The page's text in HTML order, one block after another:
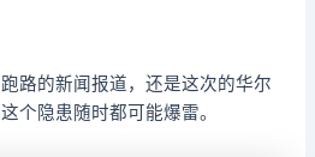
路的新闻报道，还是这次的华尔
个隐患随时都可能爆雷。